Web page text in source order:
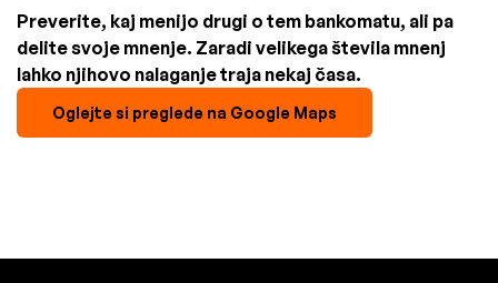
Preverite, kaj menijo drugi o tem bankomatu, ali pa
delite svoje mnenje. Zaradi velikega števila mnenj
lahko njihovo nalaganje traja nekaj časa.
Oglejte si preglede na Google Maps